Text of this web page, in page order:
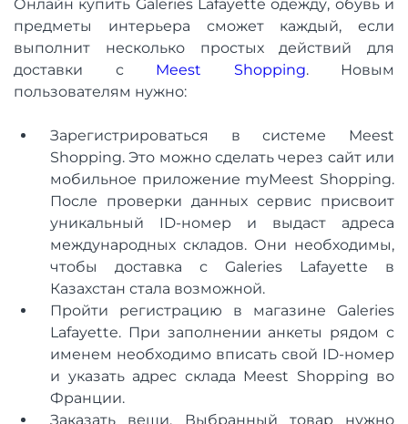
Онлайн купить Galeries Lafayette одежду, обувь и
предметы интерьера сможет каждый, если
выполнит несколько простых действий для
доставки с Meest Shopping. Новым
пользователям нужно:
Зарегистрироваться в системе Meest
Shopping. Это можно сделать через сайт или
мобильное приложение myMeest Shopping.
После проверки данных сервис присвоит
уникальный ID-номер и выдаст адреса
международных складов. Они необходимы,
чтобы доставка с Galeries Lafayette в
Казахстан стала возможной.
Пройти регистрацию в магазине Galeries
Lafayette. При заполнении анкеты рядом с
именем необходимо вписать свой ID-номер
и указать адрес склада Meest Shopping во
Франции.
Заказать вещи. Выбранный товар нужно